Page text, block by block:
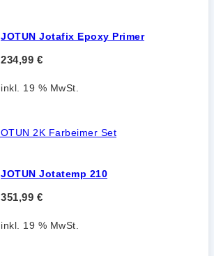
JOTUN Jotafix Epoxy Primer
234,99 €
inkl. 19 % MwSt.
JOTUN Jotatemp 210
351,99 €
inkl. 19 % MwSt.